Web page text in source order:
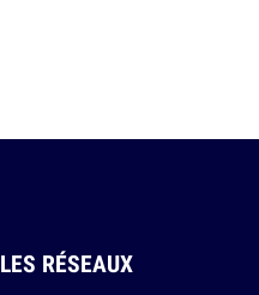
LES RÉSEAUX